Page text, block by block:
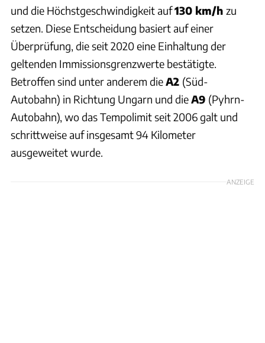
und die Höchstgeschwindigkeit auf130 km/h zu
setzen. Diese Entscheidung basiert auf einer
Überprüfung, die seit 2020 eine Einhaltung der
geltenden Immissionsgrenzwerte bestätigte.
Betroffen sind unter anderem dieA2 (Süd-
Autobahn) in Richtung Ungarn und dieA9 (Pyhrn-
Autobahn), wo das Tempolimit seit 2006 galt und
schrittweise auf insgesamt 94 Kilometer
ausgeweitet wurde.
ANZEIGE